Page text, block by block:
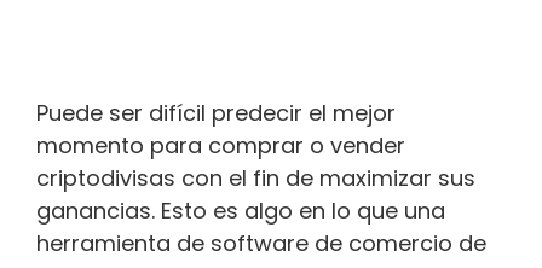
Puede ser difícil predecir el mejor
momento para comprar o vender
criptodivisas con el fin de maximizar sus
ganancias. Esto es algo en lo que una
herramienta de software de comercio de